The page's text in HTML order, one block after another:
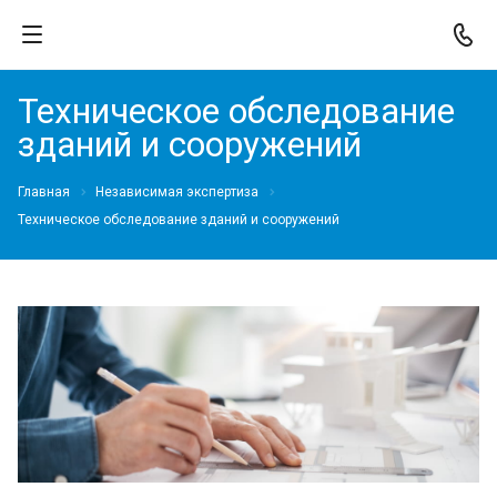
Техническое обследование
зданий и сооружений
Главная
Независимая экспертиза
Техническое обследование зданий и сооружений